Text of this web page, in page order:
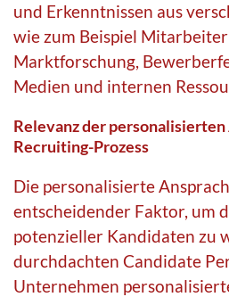
und Erkenntnissen aus
wie zum Beispiel
Marktforschung,
Medien und internen
Relevanz der
Recruiting-Prozess
Die personalisierte
entscheidender Faktor, um
potenzieller Kandidaten zu
durchdachten Candidate
Unternehmen